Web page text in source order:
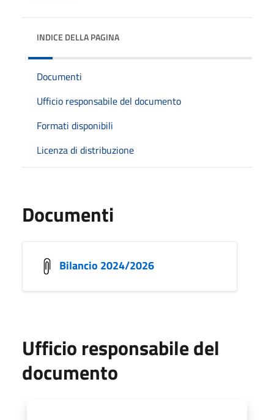
INDICE DELLA PAGINA
Documenti
Ufficio responsabile del documento
Formati disponibili
Licenza di distribuzione
Documenti
Bilancio 2024/2026
Ufficio responsabile del
documento